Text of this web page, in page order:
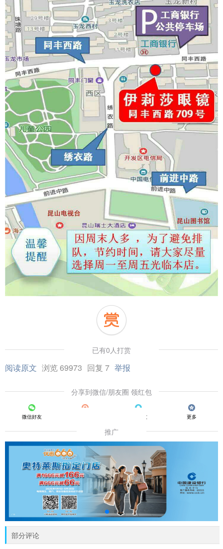
已有0人打赏
阅读原文 浏览 69973 回复 7 举报
分享到微信/朋友圈 领红包
微信好友 QQ好友 更多
推广
部分评论